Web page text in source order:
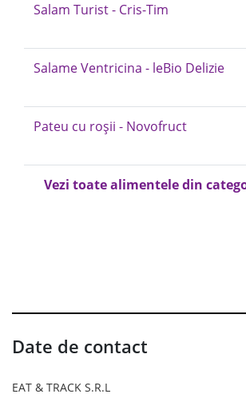
Salam Turist - Cris-Tim
Salame Ventricina - leBio Delizie
Pateu cu roșii - Novofruct
Vezi toate alimentele din
Date de contact
EAT & TRACK S.R.L